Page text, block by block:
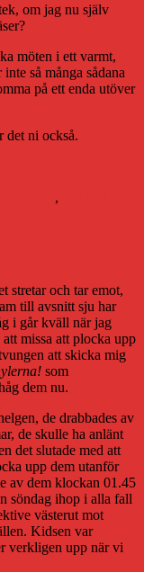
om jag nu själv
möten i ett varmt,
så många sådana
på ett enda utöver
det ni också.
,
lokala
bibblan
stretar och tar emot,
till avsnitt sju har
i går kväll när jag
missa att plocka upp
att skicka mig
som
dem nu.
de drabbades av
de skulle ha anlänt
det slutade med att
upp dem utanför
av dem klockan 01.45
söndag ihop i alla fall
västerut mot
Kidsen var
verkligen upp när vi